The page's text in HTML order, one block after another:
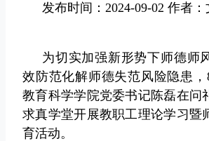
发布时间：2024-09-02 作者
为切实加强新形势下师德师
效防范化解师德失范风险隐患，
教育科学学院党委书记陈磊在问
求真学堂开展教职工理论学习暨
育活动。